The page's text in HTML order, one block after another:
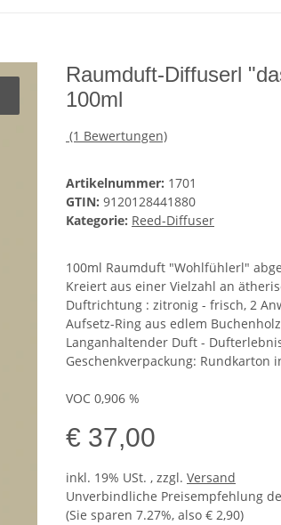
Raumduft-Diffuserl
100ml
(1 Bewertungen)
Artikelnummer: 1701
GTIN: 9120128441880
Kategorie: Reed-Diffuser
100ml Raumduft "Wohlfühlerl"
Kreiert aus einer Vielzahl an
Duftrichtung : zitronig - frisch, 2
Aufsetz-Ring aus edlem
Langanhaltender Duft -
Geschenkverpackung: Rundkarton
VOC 0,906 %
€ 37,00
inkl. 19% USt. , zzgl. Versand
Unverbindliche Preisempfehlung
(Sie sparen 7.27%, also € 2,90)